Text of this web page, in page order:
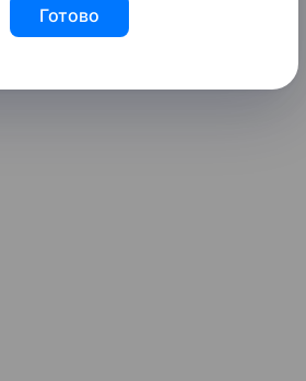
на 20,4%», —
Готово